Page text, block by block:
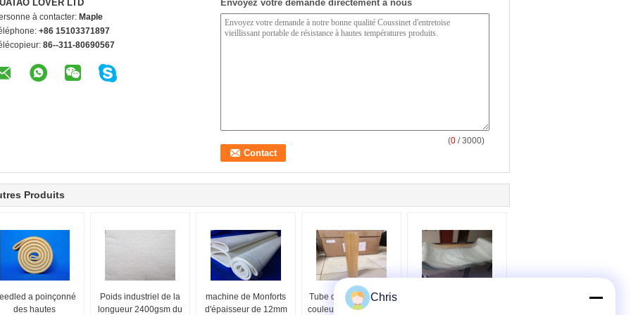
LOVER LTD
à contacter: Maple
+86 15103371897
86--311-80690567
Envoyez votre demande directement à nous
(0 / 3000)
Produits
a poinçonné
des hautes
Poids industriel de la
longueur 2400gsm du
machine de Monforts
d'épaisseur de 12mm
Tube de rouleau de la
couleur PBO de Brown
Chris